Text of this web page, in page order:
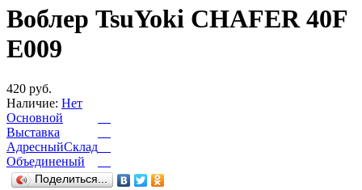
Воблер TsuYoki CHAFER 40F
E009
420 руб.
Наличие: Нет
Основной
Выставка
АдресныйСклад
Объединеный
Поделиться...